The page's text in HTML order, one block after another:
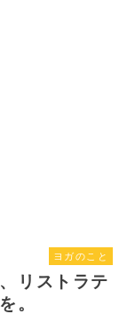
ヨガのこと
リストラテ
。